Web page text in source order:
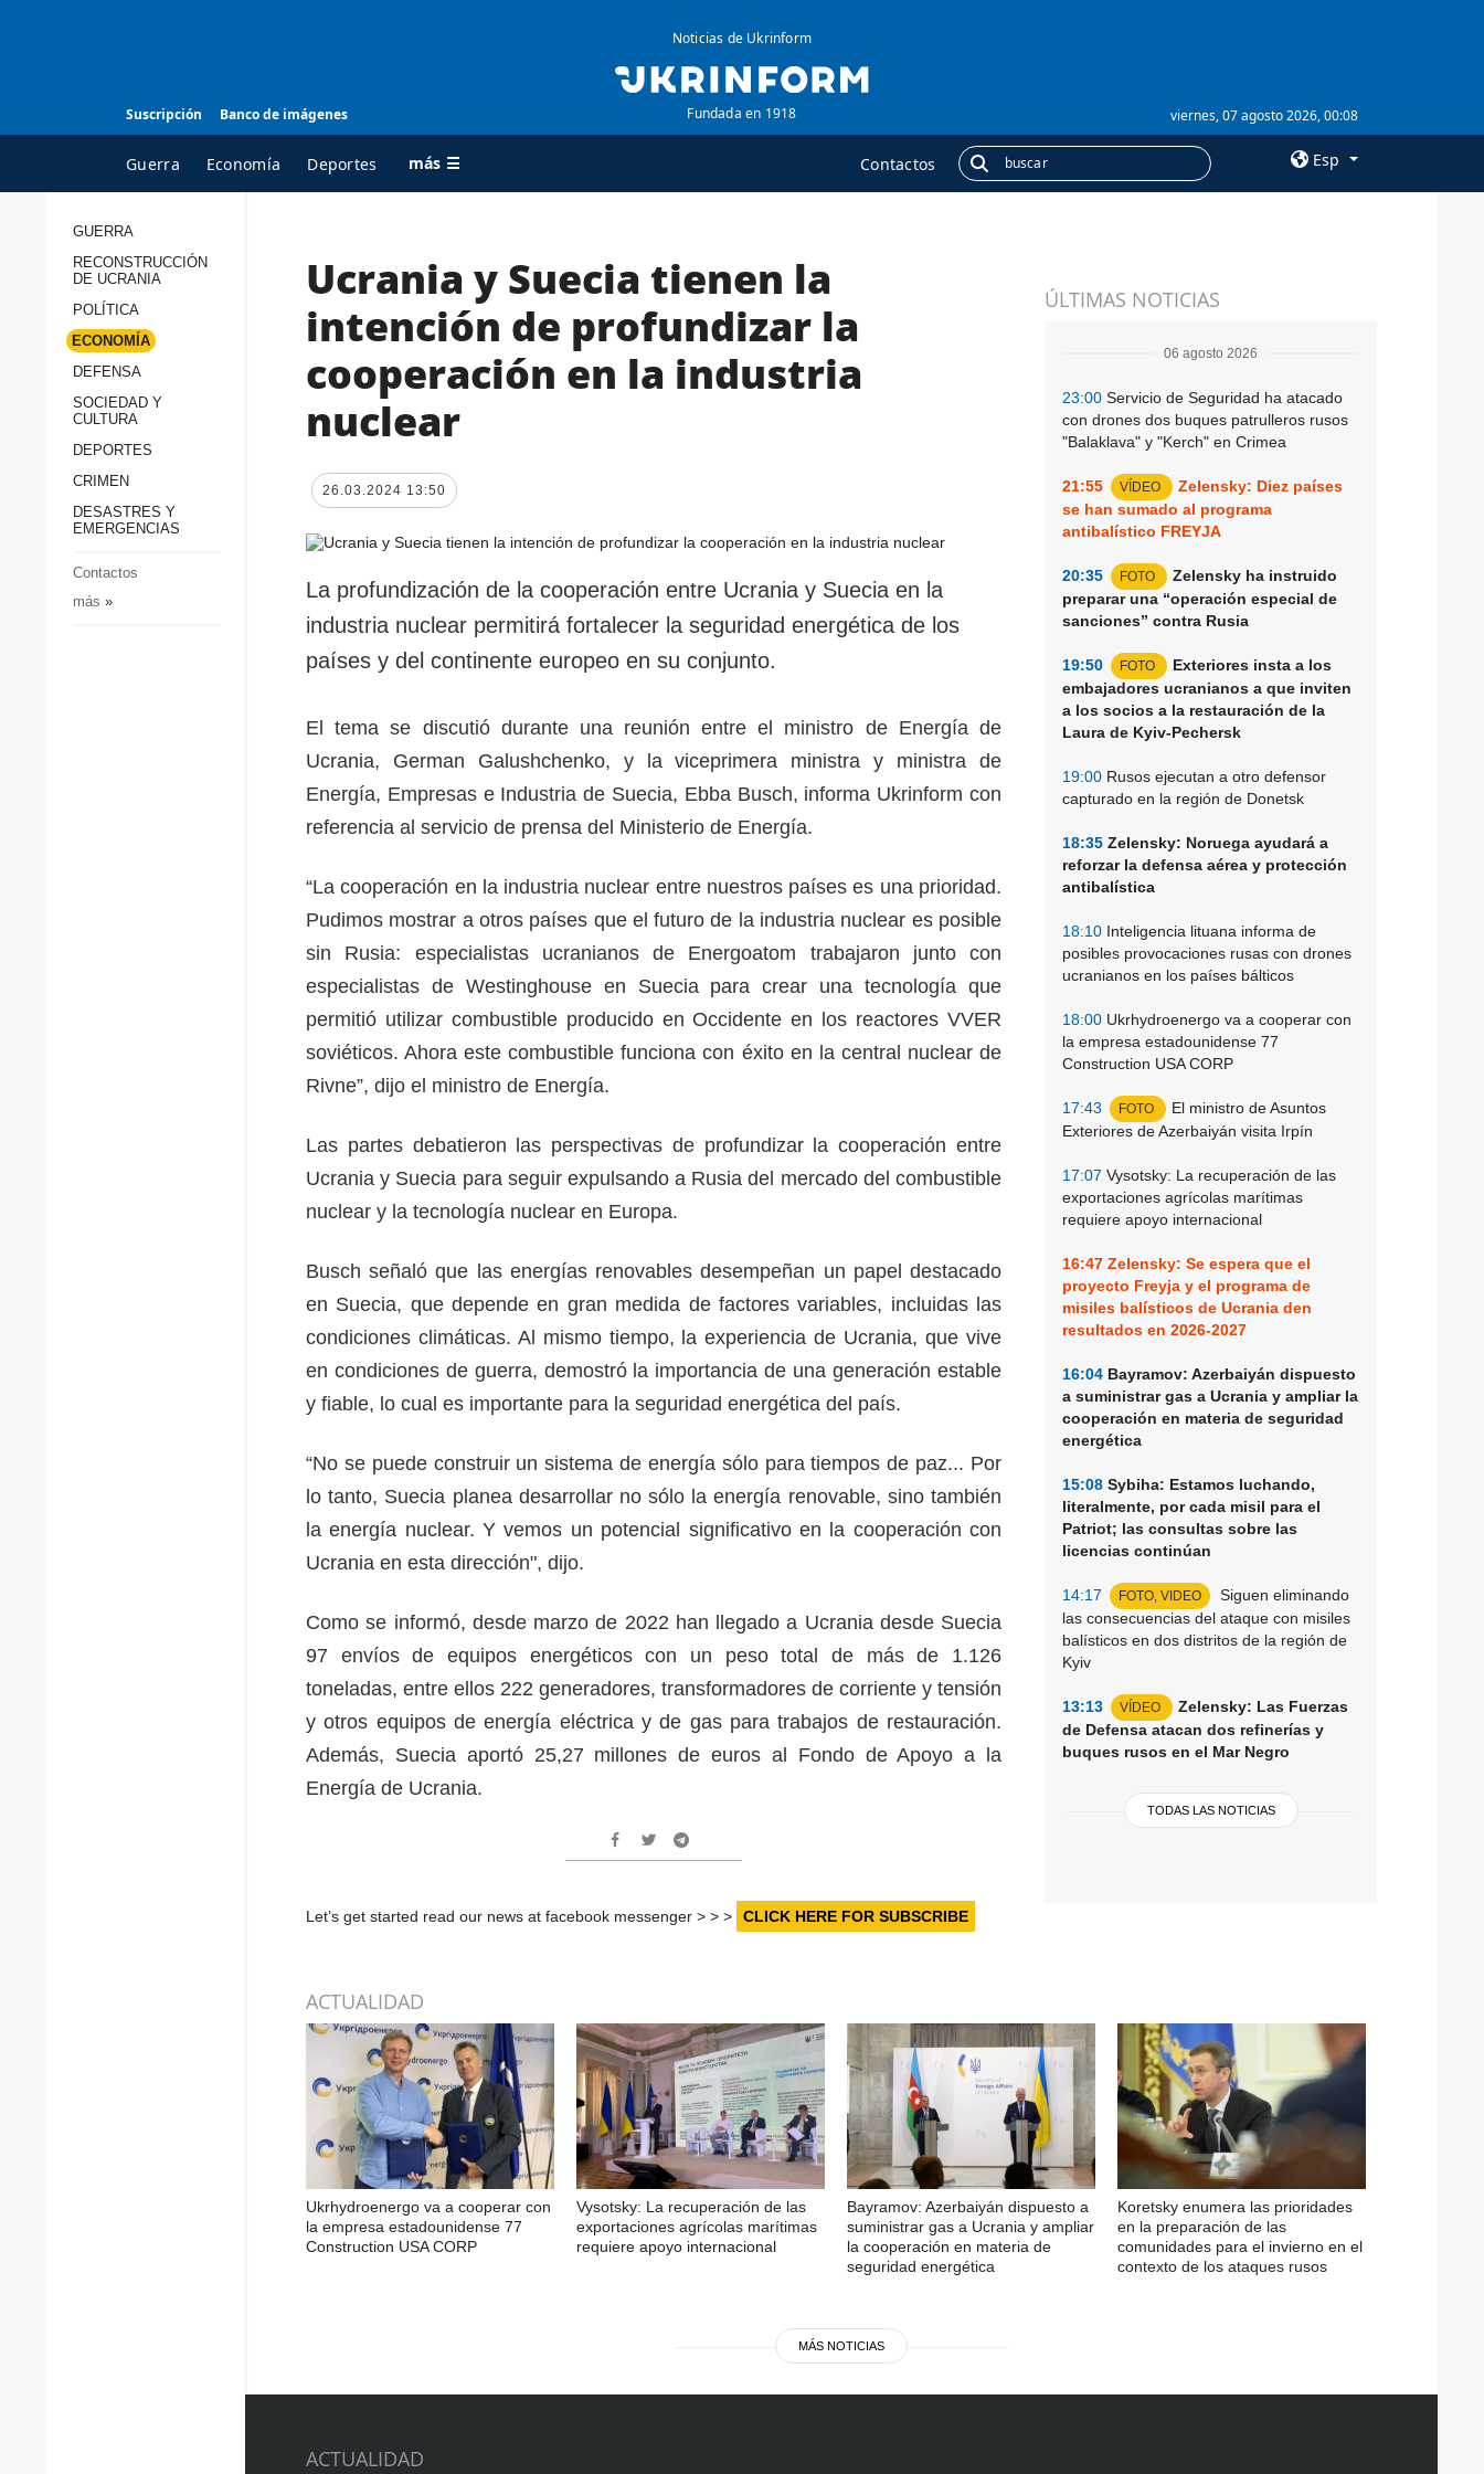
Suscripción Banco de imágenes
Noticias de Ukrinform
Fundada en 1918 viernes, 07 agosto 2026, 00:08
Guerra Economía Deportes más ☰ Contactos Esp
TODAS LAS
Reconstrucción de
Sociedad y Cultura
Desastres y emergencias
AGENCIA
sobre la agencia
contacto
condiciones de
ADICIONAL
Podcasts
Publicaciones
Entrevistas
Suscripción
GUERRA
RECONSTRUCCIÓN
DE UCRANIA
POLÍTICA
ECONOMÍA
DEFENSA
SOCIEDAD Y
CULTURA
DEPORTES
CRIMEN
DESASTRES Y
EMERGENCIAS
Contactos
más »
ÚLTIMAS NOTICIAS
06 agosto 2026
23:00 Servicio de Seguridad ha atacado
con drones dos buques patrulleros rusos
"Balaklava" y "Kerch" en Crimea
21:55 VÍDEO
Zelensky: Diez países
se han sumado al programa
antibalístico FREYJA
20:35 FOTO
Zelensky ha instruido
preparar una “operación especial de
sanciones” contra Rusia
19:50 FOTO
Exteriores insta a los
embajadores ucranianos a que inviten
a los socios a la restauración de la
Laura de Kyiv-Pechersk
19:00 Rusos ejecutan a otro defensor
capturado en la región de Donetsk
18:35 Zelensky: Noruega ayudará a
reforzar la defensa aérea y protección
antibalística
18:10 Inteligencia lituana informa de
posibles provocaciones rusas con drones
ucranianos en los países bálticos
18:00 Ukrhydroenergo va a cooperar con
la empresa estadounidense 77
Construction USA CORP
17:43 FOTO
El ministro de Asuntos
Exteriores de Azerbaiyán visita Irpín
17:07 Vysotsky: La recuperación de las
exportaciones agrícolas marítimas
requiere apoyo internacional
16:47 Zelensky: Se espera que el
proyecto Freyja y el programa de
misiles balísticos de Ucrania den
resultados en 2026-2027
16:04 Bayramov: Azerbaiyán dispuesto
a suministrar gas a Ucrania y ampliar la
cooperación en materia de seguridad
energética
15:08 Sybiha: Estamos luchando,
literalmente, por cada misil para el
Patriot; las consultas sobre las
licencias continúan
14:17 FOTO, VIDEO
Siguen eliminando
las consecuencias del ataque con misiles
balísticos en dos distritos de la región de
Kyiv
13:13 VÍDEO
Zelensky: Las Fuerzas
de Defensa atacan dos refinerías y
buques rusos en el Mar Negro
TODAS LAS NOTICIAS
Ucrania y Suecia tienen la
intención de profundizar la
cooperación en la industria
nuclear
26.03.2024 13:50
La profundización de la cooperación entre Ucrania y Suecia en la
industria nuclear permitirá fortalecer la seguridad energética de los
países y del continente europeo en su conjunto.
El tema se discutió durante una reunión entre el ministro de Energía de
Ucrania, German Galushchenko, y la viceprimera ministra y ministra de
Energía, Empresas e Industria de Suecia, Ebba Busch, informa Ukrinform con
referencia al servicio de prensa del Ministerio de Energía.
“La cooperación en la industria nuclear entre nuestros países es una prioridad.
Pudimos mostrar a otros países que el futuro de la industria nuclear es posible
sin Rusia: especialistas ucranianos de Energoatom trabajaron junto con
especialistas de Westinghouse en Suecia para crear una tecnología que
permitió utilizar combustible producido en Occidente en los reactores VVER
soviéticos. Ahora este combustible funciona con éxito en la central nuclear de
Rivne”, dijo el ministro de Energía.
Las partes debatieron las perspectivas de profundizar la cooperación entre
Ucrania y Suecia para seguir expulsando a Rusia del mercado del combustible
nuclear y la tecnología nuclear en Europa.
Busch señaló que las energías renovables desempeñan un papel destacado
en Suecia, que depende en gran medida de factores variables, incluidas las
condiciones climáticas. Al mismo tiempo, la experiencia de Ucrania, que vive
en condiciones de guerra, demostró la importancia de una generación estable
y fiable, lo cual es importante para la seguridad energética del país.
“No se puede construir un sistema de energía sólo para tiempos de paz... Por
lo tanto, Suecia planea desarrollar no sólo la energía renovable, sino también
la energía nuclear. Y vemos un potencial significativo en la cooperación con
Ucrania en esta dirección", dijo.
Como se informó, desde marzo de 2022 han llegado a Ucrania desde Suecia
97 envíos de equipos energéticos con un peso total de más de 1.126
toneladas, entre ellos 222 generadores, transformadores de corriente y tensión
y otros equipos de energía eléctrica y de gas para trabajos de restauración.
Además, Suecia aportó 25,27 millones de euros al Fondo de Apoyo a la
Energía de Ucrania.
Let’s get started read our news at facebook messenger > > > CLICK HERE FOR SUBSCRIBE
ACTUALIDAD
Ukrhydroenergo va a cooperar con
la empresa estadounidense 77
Construction USA CORP
Vysotsky: La recuperación de las
exportaciones agrícolas marítimas
requiere apoyo internacional
Bayramov: Azerbaiyán dispuesto a
suministrar gas a Ucrania y ampliar
la cooperación en materia de
seguridad energética
Koretsky enumera las prioridades
en la preparación de las
comunidades para el invierno en el
contexto de los ataques rusos
MÁS NOTICIAS
ACTUALIDAD